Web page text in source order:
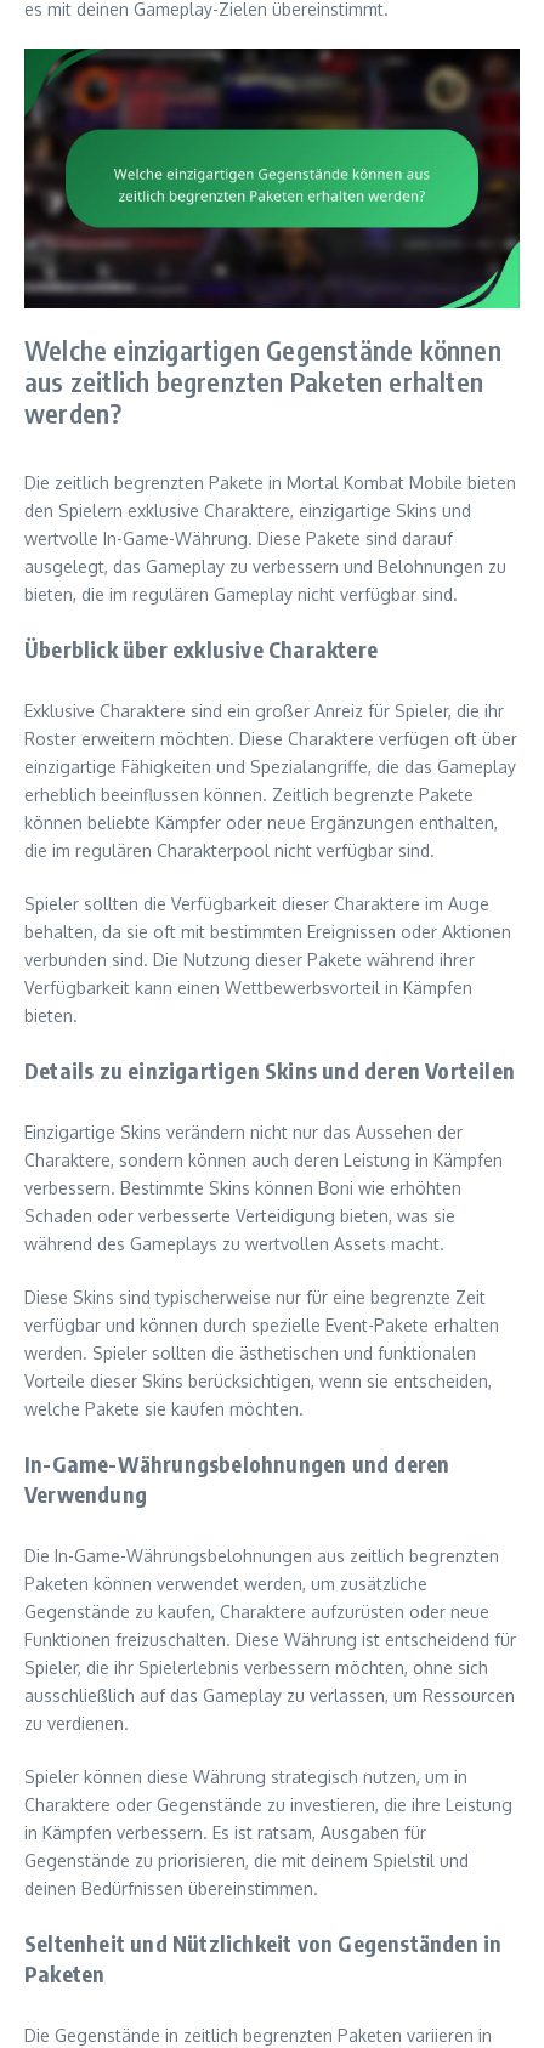
es mit deinen Gameplay-Zielen übereinstimmt.
Welche einzigartigen Gegenstände können
aus zeitlich begrenzten Paketen erhalten
werden?
Die zeitlich begrenzten Pakete in Mortal Kombat Mobile bieten
den Spielern exklusive Charaktere, einzigartige Skins und
wertvolle In-Game-Währung. Diese Pakete sind darauf
ausgelegt, das Gameplay zu verbessern und Belohnungen zu
bieten, die im regulären Gameplay nicht verfügbar sind.
Überblick über exklusive Charaktere
Exklusive Charaktere sind ein großer Anreiz für Spieler, die ihr
Roster erweitern möchten. Diese Charaktere verfügen oft über
einzigartige Fähigkeiten und Spezialangriffe, die das Gameplay
erheblich beeinflussen können. Zeitlich begrenzte Pakete
können beliebte Kämpfer oder neue Ergänzungen enthalten,
die im regulären Charakterpool nicht verfügbar sind.
Spieler sollten die Verfügbarkeit dieser Charaktere im Auge
behalten, da sie oft mit bestimmten Ereignissen oder Aktionen
verbunden sind. Die Nutzung dieser Pakete während ihrer
Verfügbarkeit kann einen Wettbewerbsvorteil in Kämpfen
bieten.
Details zu einzigartigen Skins und deren Vorteilen
Einzigartige Skins verändern nicht nur das Aussehen der
Charaktere, sondern können auch deren Leistung in Kämpfen
verbessern. Bestimmte Skins können Boni wie erhöhten
Schaden oder verbesserte Verteidigung bieten, was sie
während des Gameplays zu wertvollen Assets macht.
Diese Skins sind typischerweise nur für eine begrenzte Zeit
verfügbar und können durch spezielle Event-Pakete erhalten
werden. Spieler sollten die ästhetischen und funktionalen
Vorteile dieser Skins berücksichtigen, wenn sie entscheiden,
welche Pakete sie kaufen möchten.
In-Game-Währungsbelohnungen und deren
Verwendung
Die In-Game-Währungsbelohnungen aus zeitlich begrenzten
Paketen können verwendet werden, um zusätzliche
Gegenstände zu kaufen, Charaktere aufzurüsten oder neue
Funktionen freizuschalten. Diese Währung ist entscheidend für
Spieler, die ihr Spielerlebnis verbessern möchten, ohne sich
ausschließlich auf das Gameplay zu verlassen, um Ressourcen
zu verdienen.
Spieler können diese Währung strategisch nutzen, um in
Charaktere oder Gegenstände zu investieren, die ihre Leistung
in Kämpfen verbessern. Es ist ratsam, Ausgaben für
Gegenstände zu priorisieren, die mit deinem Spielstil und
deinen Bedürfnissen übereinstimmen.
Seltenheit und Nützlichkeit von Gegenständen in
Paketen
Die Gegenstände in zeitlich begrenzten Paketen variieren in